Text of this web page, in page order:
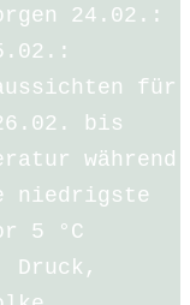
24.02.:
für
bis
während
niedrigste
5 °C
Druck,